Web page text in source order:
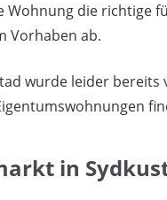
Wohnung die richtige
Vorhaben ab.
wurde leider
in